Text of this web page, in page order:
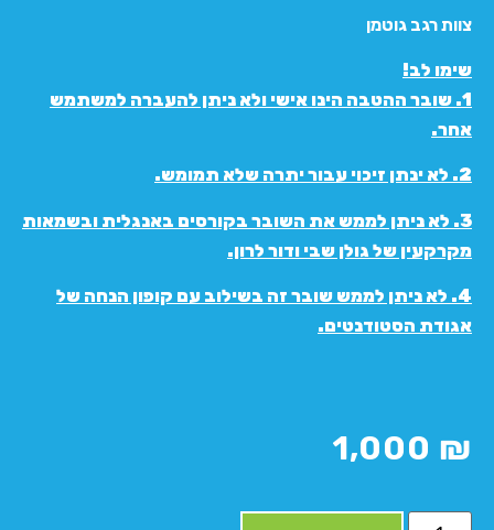
צוות רגב גוטמן
שימו לב!
1. שובר ההטבה הינו אישי ולא ניתן להעברה למשתמש
אחר.
2. לא ינתן זיכוי עבור יתרה שלא תמומש.
3. לא ניתן לממש את השובר בקורסים באנגלית ובשמאות
מקרקעין של גולן שבי ודור לרון.
4. לא ניתן לממש שובר זה בשילוב עם קופון הנחה של
אגודת הסטודנטים.
1,000 ₪